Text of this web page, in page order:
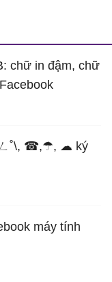
chữ in đậm, chữ
ㄥ˚\, ☎,☂, ☁ ký
máy tính